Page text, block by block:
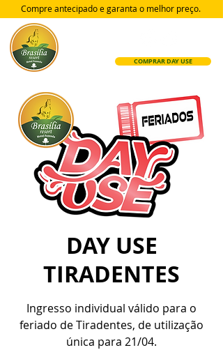
COMPRAR DAY USE
Compre antecipado e garanta o melhor preço.
DAY USE
TIRADENTES
Ingresso individual válido para o
feriado de Tiradentes, de utilização
única para 21/04.